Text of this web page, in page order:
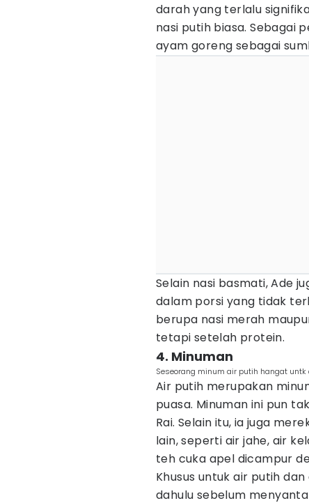
darah yang terlalu
nasi putih biasa. Sebagai
ayam goreng sebagai
Selain nasi basmati, Ade
dalam porsi yang tidak
berupa nasi merah
tetapi setelah protein.
4. Minuman
Seseorang minum air putih hangat
Air putih merupakan
puasa. Minuman ini pun
Rai. Selain itu, ia juga
lain, seperti air jahe, air
teh cuka apel dicampur
Khusus untuk air putih
dahulu sebelum